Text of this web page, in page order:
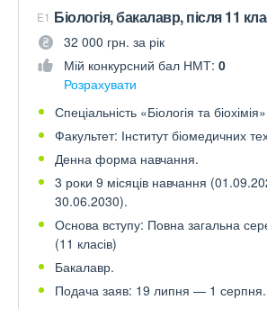
E1 Біологія, бакалавр, після 11
32 000 грн. за рік
Мій конкурсний бал НМТ: 0
Розрахувати
Спеціальність «Біологія та
Факультет: Інститут біомедичних
Денна форма навчання.
3 роки 9 місяців навчання
30.06.2030).
Основа вступу: Повна загальна
(11 класів)
Бакалавр.
Подача заяв: 19 липня — 1 серпня.